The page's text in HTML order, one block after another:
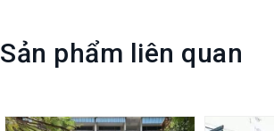
Sản phẩm liên quan